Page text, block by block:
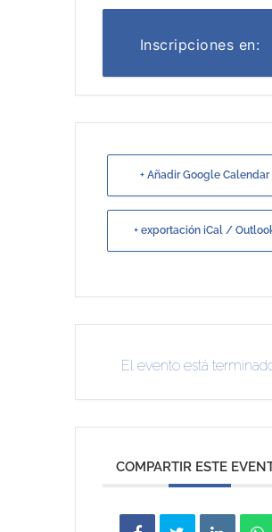
Inscripciones en:
+ Añadir Google Calendar
+ exportación iCal /
El evento está
COMPARTIR ESTE